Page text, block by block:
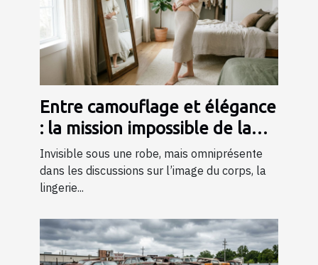
Entre camouflage et élégance
: la mission impossible de la
lingerie gainante ?
Invisible sous une robe, mais omniprésente
dans les discussions sur l’image du corps, la
lingerie...